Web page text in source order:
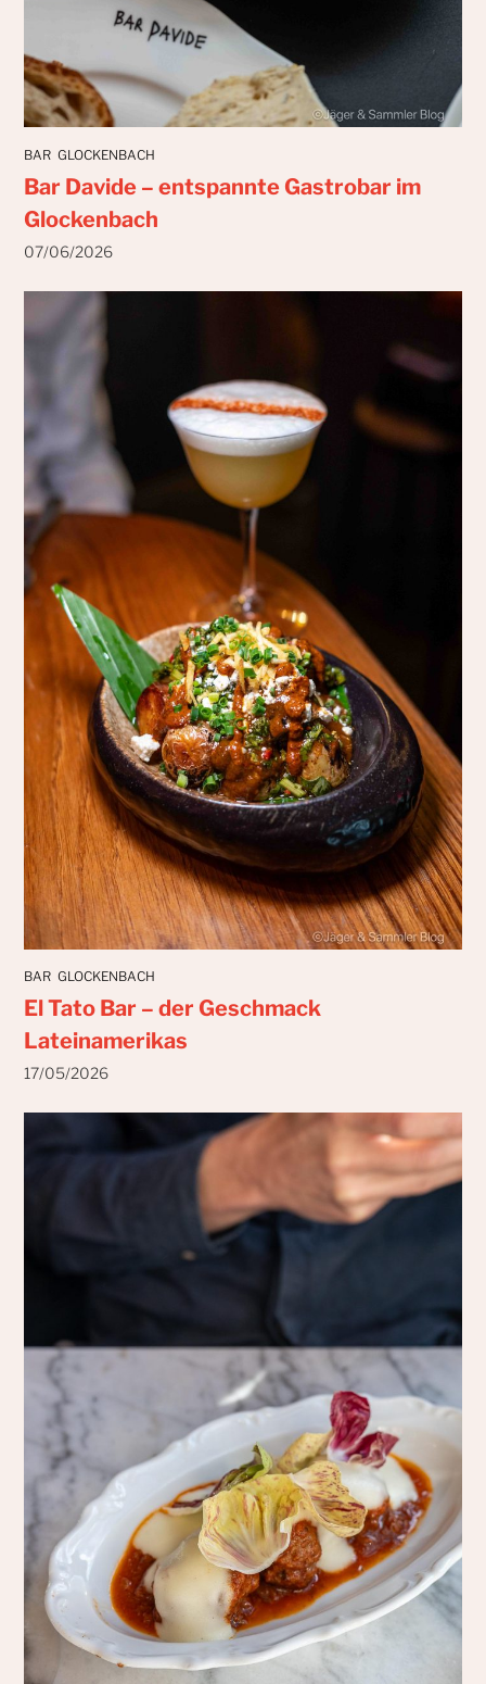
BAR GLOCKENBACH
Bar Davide – entspannte Gastrobar im
Glockenbach
07/06/2026
BAR GLOCKENBACH
El Tato Bar – der Geschmack
Lateinamerikas
17/05/2026